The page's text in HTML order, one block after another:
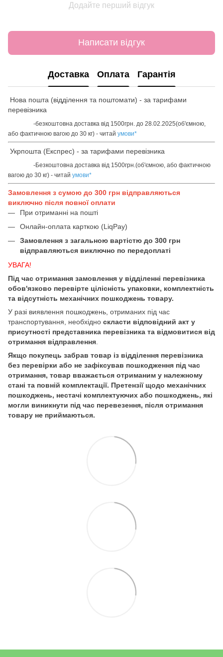
Додайте перший відгук
Написати відгук
Доставка Оплата Гарантія
Нова пошта (відділення та поштомати) - за тарифами
перевізника
-безкоштовна доставка від 1500грн. до 28.02.2025(об'ємною,
або фактичною вагою до 30 кг) - читай умови*
Укрпошта (Експрес) - за тарифами перевізника
-Безкоштовна доставка від 1500грн.(об'ємною, або фактичною
вагою до 30 кг) - читай умови*
Замовлення з сумою до 300 грн відправляються
виключно після повної оплати
При отриманні на пошті
Онлайн-оплата карткою (LiqPay)
Замовлення з загальною вартістю до 300 грн
відправляються виключно по передоплаті
УВАГА!
Під час отримання замовлення у відділенні перевізника
обов'язково перевірте цілісність упаковки, комплектність
та відсутність механічних пошкоджень товару.
У разі виявлення пошкоджень, отриманих під час
транспортування, необхідно скласти відповідний акт у
присутності представника перевізника та відмовитися від
отримання відправлення
Якщо покупець забрав товар із відділення перевізника
без перевірки або не зафіксував пошкодження під час
отримання, товар вважається отриманим у належному
стані та повній комплектації. Претензії щодо механічних
пошкоджень, нестачі комплектуючих або пошкоджень, які
могли виникнути під час перевезення, після отримання
товару не приймаються.